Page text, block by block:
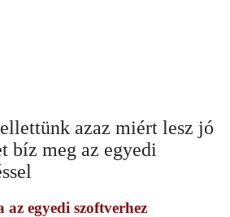
azaz miért lesz jó
bíz meg az egyedi
egyedi szoftverhez